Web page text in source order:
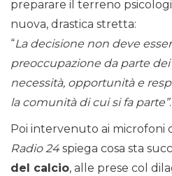
preparare il terreno
nuova, drastica stretta:
“La decisione non deve
preoccupazione da parte
necessità, opportunità e
la comunità di cui si fa parte”.
Poi intervenuto ai microfoni
Radio 24spiega cosa sta
del calcio, alle prese col